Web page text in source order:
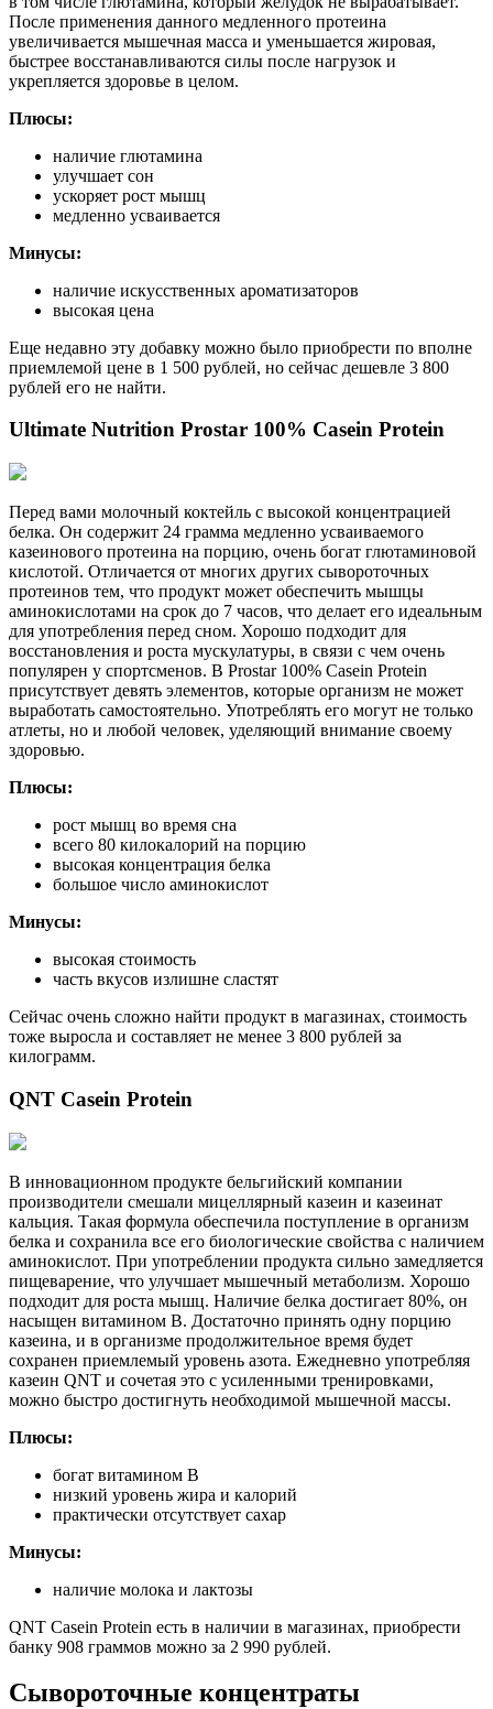
После применения данного медленного протеина
увеличивается мышечная масса и уменьшается жировая,
быстрее восстанавливаются силы после нагрузок и
укрепляется здоровье в целом.
Плюсы:
наличие глютамина
улучшает сон
ускоряет рост мышц
медленно усваивается
Минусы:
наличие искусственных ароматизаторов
высокая цена
Еще недавно эту добавку можно было приобрести по вполне
приемлемой цене в 1 500 рублей, но сейчас дешевле 3 800
рублей его не найти.
Ultimate Nutrition Prostar 100% Casein Protein
Перед вами молочный коктейль с высокой концентрацией
белка. Он содержит 24 грамма медленно усваиваемого
казеинового протеина на порцию, очень богат глютаминовой
кислотой. Отличается от многих других сывороточных
протеинов тем, что продукт может обеспечить мышцы
аминокислотами на срок до 7 часов, что делает его идеальным
для употребления перед сном. Хорошо подходит для
восстановления и роста мускулатуры, в связи с чем очень
популярен у спортсменов. В Prostar 100% Casein Protein
присутствует девять элементов, которые организм не может
выработать самостоятельно. Употреблять его могут не только
атлеты, но и любой человек, уделяющий внимание своему
здоровью.
Плюсы:
рост мышц во время сна
всего 80 килокалорий на порцию
высокая концентрация белка
большое число аминокислот
Минусы:
высокая стоимость
часть вкусов излишне сластят
Сейчас очень сложно найти продукт в магазинах, стоимость
тоже выросла и составляет не менее 3 800 рублей за
килограмм.
QNT Casein Protein
В инновационном продукте бельгийский компании
производители смешали мицеллярный казеин и казеинат
кальция. Такая формула обеспечила поступление в организм
белка и сохранила все его биологические свойства с наличием
аминокислот. При употреблении продукта сильно замедляется
пищеварение, что улучшает мышечный метаболизм. Хорошо
подходит для роста мышц. Наличие белка достигает 80%, он
насыщен витамином В. Достаточно принять одну порцию
казеина, и в организме продолжительное время будет
сохранен приемлемый уровень азота. Ежедневно употребляя
казеин QNT и сочетая это с усиленными тренировками,
можно быстро достигнуть необходимой мышечной массы.
Плюсы:
богат витамином В
низкий уровень жира и калорий
практически отсутствует сахар
Минусы:
наличие молока и лактозы
QNT Casein Protein есть в наличии в магазинах, приобрести
банку 908 граммов можно за 2 990 рублей.
Сывороточные концентраты